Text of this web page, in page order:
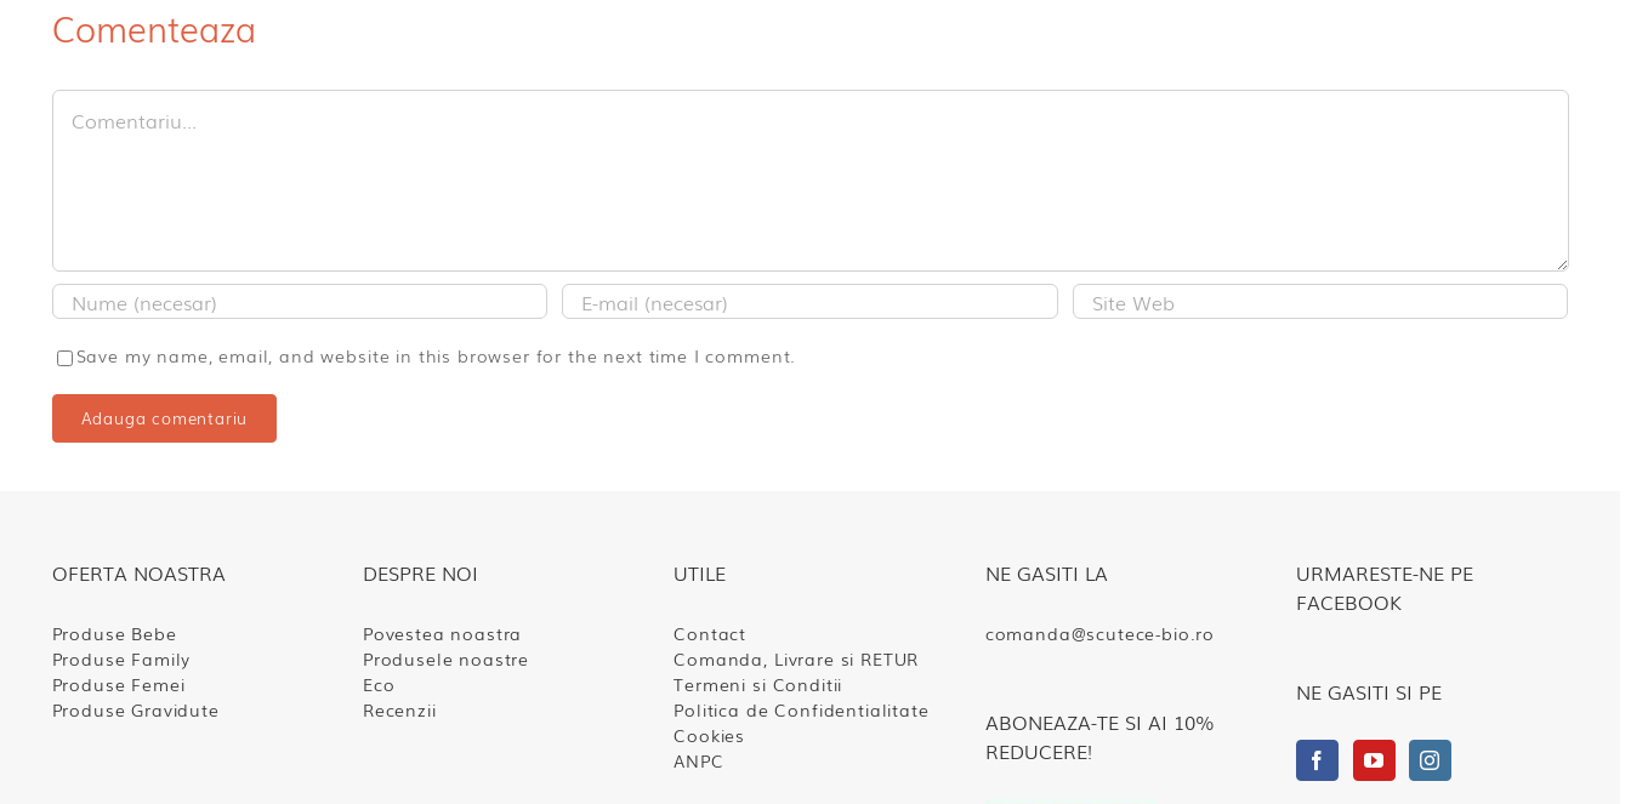
Comenteaza
Comment
Save my name, email, and website in this browser for the next time I comment.
OFERTA NOASTRA
Produse Bebe
Produse Family
Produse Femei
Produse Gravidute
DESPRE NOI
Povestea noastra
Produsele noastre
Eco
Recenzii
UTILE
Contact
Comanda, Livrare si RETUR
Termeni si Conditii
Politica de Confidentialitate
Cookies
ANPC
NE GASITI LA
comanda@scutece-bio.ro
ABONEAZA-TE SI AI 10%
REDUCERE!
URMARESTE-NE PE
FACEBOOK
NE GASITI SI PE